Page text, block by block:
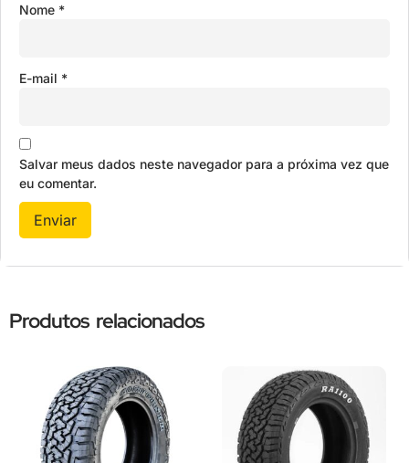
Nome *
E-mail *
Salvar meus dados neste navegador para a próxima vez que
eu comentar.
Produtos relacionados